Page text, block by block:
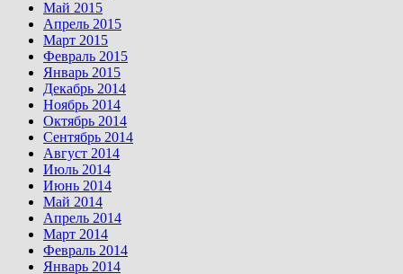
Май 2015
Апрель 2015
Март 2015
Февраль 2015
Январь 2015
Декабрь 2014
Ноябрь 2014
Октябрь 2014
Сентябрь 2014
Август 2014
Июль 2014
Июнь 2014
Май 2014
Апрель 2014
Март 2014
Февраль 2014
Январь 2014